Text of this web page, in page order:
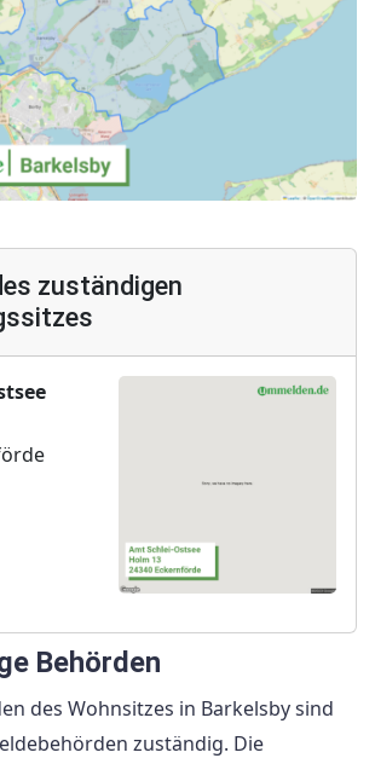
zuständigen
Behörden
des Wohnsitzes in Barkelsby sind
zuständig. Die